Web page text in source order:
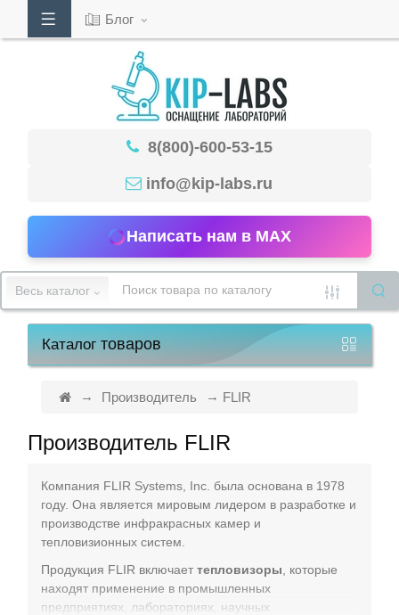
53-
15
Контакты
Блог
8(800)-600-53-15
info@kip-labs.ru
Написать нам в MAX
Весь каталог
Каталогтоваров
Производитель FLIR
Производитель FLIR
Компания FLIR Systems, Inc. была основана в 1978
году. Она является мировым лидером в разработке и
производстве инфракрасных камер и
тепловизионных систем.
Продукция FLIR включаеттепловизоры , которые
находят применение в промышленных
предприятиях, лабораториях, научных